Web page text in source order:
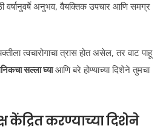
वर्षानुवर्षे अनुभव, वैयक्तिक उपचार आणि समग्र
त्वचारोगाचा त्रास होत असेल, तर वाट पाहू
सल्ला घ्याआणि बरे होण्याच्या दिशेने तुमचा
करण्याच्या दिशेने